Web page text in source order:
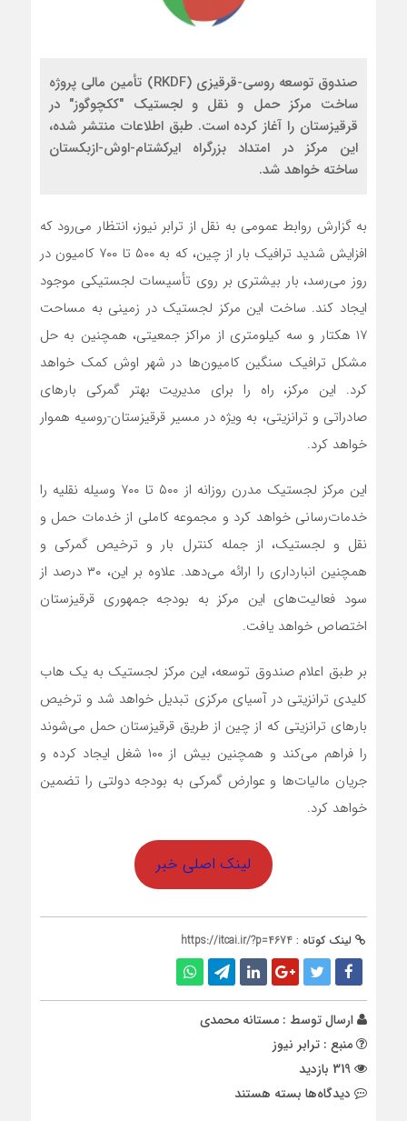
صندوق توسعه روسی-قرقیزی (RKDF) تأمین مالی پروژه
ساخت مرکز حمل و نقل و لجستیک "ککچوگوز" در
قرقیزستان را آغاز کرده است. طبق اطلاعات منتشر شده،
این مرکز در امتداد بزرگراه ایرکشتام-اوش-ازبکستان
ساخته خواهد شد.
به گزارش روابط عمومی به نقل از ترابر نیوز، انتظار می‌رود که
افزایش شدید ترافیک بار از چین، که به ۵۰۰ تا ۷۰۰ کامیون در
روز می‌رسد، بار بیشتری بر روی تأسیسات لجستیکی موجود
ایجاد کند. ساخت این مرکز لجستیک در زمینی به مساحت
۱۷ هکتار و سه کیلومتری از مراکز جمعیتی، همچنین به حل
مشکل ترافیک سنگین کامیون‌ها در شهر اوش کمک خواهد
کرد. این مرکز، راه را برای مدیریت بهتر گمرکی بارهای
صادراتی و ترانزیتی، به ویژه در مسیر قرقیزستان-روسیه هموار
خواهد کرد.
این مرکز لجستیک مدرن روزانه از ۵۰۰ تا ۷۰۰ وسیله نقلیه را
خدمات‌رسانی خواهد کرد و مجموعه کاملی از خدمات حمل و
نقل و لجستیک، از جمله کنترل بار و ترخیص گمرکی و
همچنین انبارداری را ارائه می‌دهد. علاوه بر این، ۳۰ درصد از
سود فعالیت‌های این مرکز به بودجه جمهوری قرقیزستان
اختصاص خواهد یافت.
بر طبق اعلام صندوق توسعه، این مرکز لجستیک به یک هاب
کلیدی ترانزیتی در آسیای مرکزی تبدیل خواهد شد و ترخیص
بارهای ترانزیتی که از چین از طریق قرقیزستان حمل می‌شوند
را فراهم می‌کند و همچنین بیش از ۱۰۰ شغل ایجاد کرده و
جریان مالیات‌ها و عوارض گمرکی به بودجه دولتی را تضمین
خواهد کرد.
لینک اصلی خبر
لینک کوتاه : https://itcai.ir/?p=4674
ارسال توسط : مستانه محمدی
منبع : ترابر نیوز
دیدگاه‌ها برای
بسته هستند